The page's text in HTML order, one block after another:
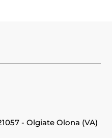
- Olgiate Olona (VA)